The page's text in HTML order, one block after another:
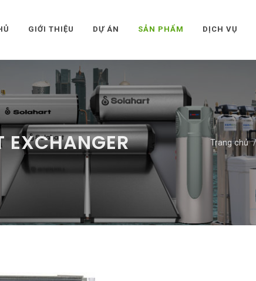
GIỚI THIỆU DỰ ÁN SẢN PHẨM DỊCH VỤ
Trang chủ